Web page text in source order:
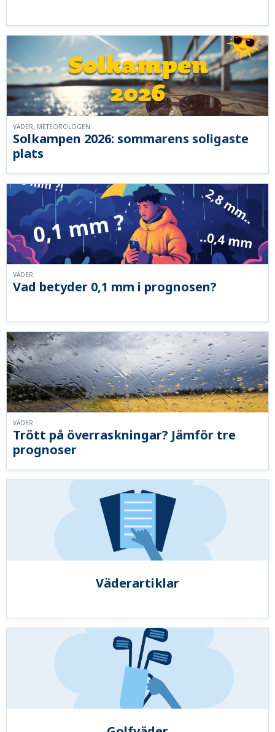
Solkampen 2026: sommarens soligaste
plats
VÄDER, METEOROLOGEN
Vad betyder 0,1 mm i prognosen?
VÄDER
Trött på överraskningar? Jämför tre
prognoser
VÄDER
Väderartiklar